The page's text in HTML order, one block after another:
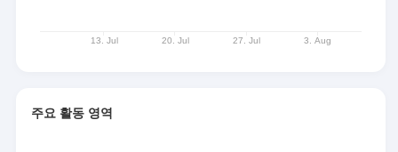
주요 활동 영역